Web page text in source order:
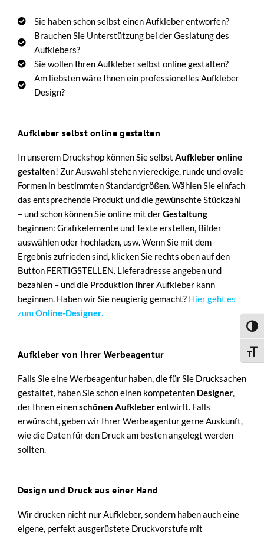
Sie haben schon selbst einen Aufkleber entworfen?
Brauchen Sie Unterstützung bei der Geslatung des
Aufklebers?
Sie wollen Ihren Aufkleber selbst online gestalten?
Am liebsten wäre Ihnen ein professionelles Aufkleber
Design?
Aufkleber selbst online gestalten
In unserem Druckshop können Sie selbst Aufkleber online
gestalten! Zur Auswahl stehen viereckige, runde und ovale
Formen in bestimmten Standardgrößen. Wählen Sie einfach
das entsprechende Produkt und die gewünschte Stückzahl
– und schon können Sie online mit derGestaltung
beginnen: Grafikelemente und Texte erstellen, Bilder
auswählen oder hochladen, usw. Wenn Sie mit dem
Ergebnis zufrieden sind, klicken Sie rechts oben auf den
Button FERTIGSTELLEN. Lieferadresse angeben und
bezahlen – und die Produktion Ihrer Aufkleber kann
beginnen. Haben wir Sie neugierig gemacht? Hier geht es
zumOnline-Designer.
Aufkleber von Ihrer Werbeagentur
Falls Sie eine Werbeagentur haben, die für Sie Drucksachen
gestaltet, haben Sie schon einen kompetenten Designer
der Ihnen einenschönen Aufkleberentwirft. Falls
erwünscht, geben wir Ihrer Werbeagentur gerne Auskunft,
wie die Daten für den Druck am besten angelegt werden
sollten.
Design und Druck aus einer Hand
Wir drucken nicht nur Aufkleber, sondern haben auch eine
eigene, perfekt ausgerüstete Druckvorstufe mit